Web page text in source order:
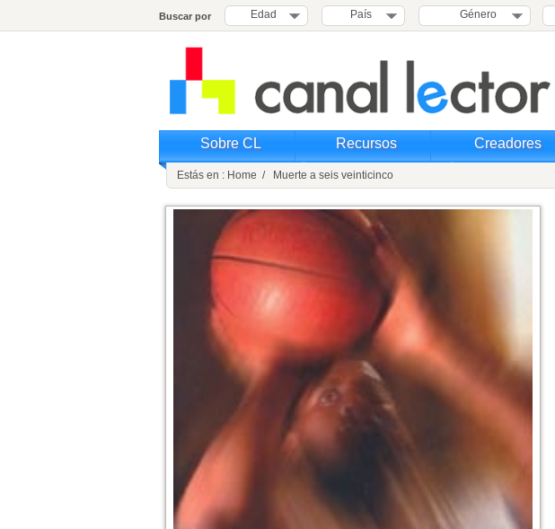
Buscar por Edad País Género
Sobre CL Recursos Creadores
Estás en : Home / Muerte a seis veinticinco